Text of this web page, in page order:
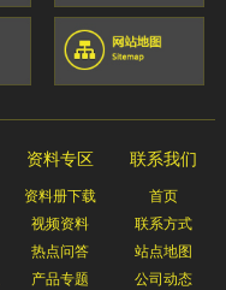
资料专区
资料册下载
视频资料
热点问答
产品专题
联系我们
首页
联系方式
站点地图
公司动态